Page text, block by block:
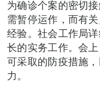
为确诊个案的密切
需暂停运作，而有
经验。社会工作局
长的实务工作。会
可采取的防疫措施
力。